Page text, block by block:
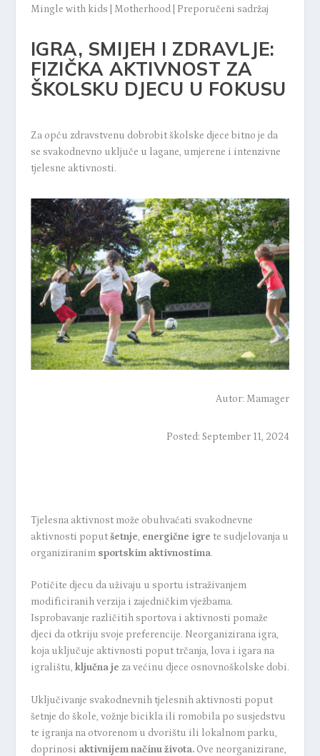
Mingle with kids Motherhood| Preporučeni sadržaj
IGRA, SMIJEH I ZDRAVLJE:
FIZIČKA AKTIVNOST ZA
ŠKOLSKU DJECU U FOKUSU
Za opću zdravstvenu dobrobit školske djece bitno je da
se svakodnevno uključe u lagane, umjerene i intenzivne
tjelesne aktivnosti.
Autor: Mamager
Posted: September 11, 2024
Tjelesna aktivnost može obuhvaćati svakodnevne
aktivnosti poputšetnje, energične igre te sudjelovanja u
organiziranim sportskim aktivnostima.
Potičite djecu da uživaju u sportu istraživanjem
modificiranih verzija i zajedničkim vježbama.
Isprobavanje različitih sportova i aktivnosti pomaže
djeci da otkriju svoje preferencije. Neorganizirana igra,
koja uključuje aktivnosti poput trčanja, lova i igara na
igralištu, ključna je za većinu djece osnovnoškolske dobi.
Uključivanje svakodnevnih tjelesnih aktivnosti poput
šetnje do škole, vožnje bicikla ili romobila po susjedstvu
te igranja na otvorenom u dvorištu ili lokalnom parku,
doprinosi aktivnijem načinu života.Ove neorganizirane,